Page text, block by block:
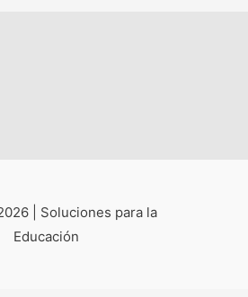
| Soluciones para la
Educación